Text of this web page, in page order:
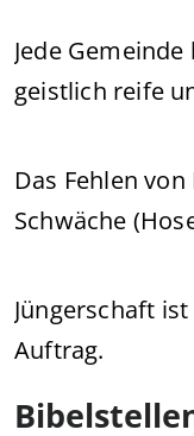
Jede
geistlich reife
Das Fehlen
Schwäche
Jüngerschaft
Auftrag.